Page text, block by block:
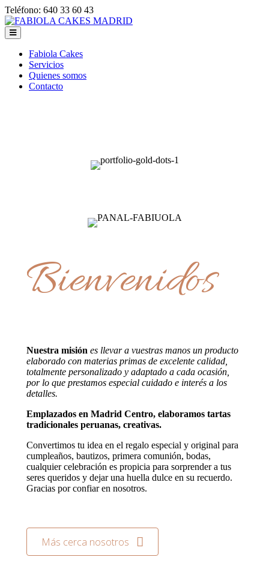
Teléfono: 640 33 60 43
Fabiola Cakes
Servicios
Quienes somos
Contacto
Bienvenidos
Nuestra misión es llevar a vuestras manos un producto
elaborado con materias primas de excelente calidad,
totalmente personalizado y adaptado a cada ocasión,
por lo que prestamos especial cuidado e interés a los
detalles.
Emplazados en Madrid Centro, elaboramos tartas
tradicionales peruanas, creativas.
Convertimos tu idea en el regalo especial y original para
cumpleaños, bautizos, primera comunión, bodas,
cualquier celebración es propicia para sorprender a tus
seres queridos y dejar una huella dulce en su recuerdo.
Gracias por confiar en nosotros.
Más cerca nosotros